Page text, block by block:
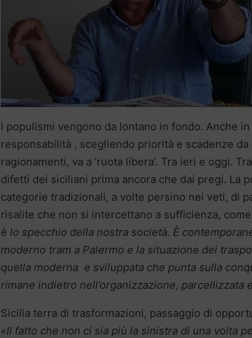
I populismi vengono da lontano in fondo. Anche
responsabilità , scegliendo priorità e scadenze
ragionamenti, va a ‘ruota libera’. Tra ieri e oggi.
difetti dei siciliani prima ancora che dai pregi. La
categorie tradizionali, a volte persino nei veti, di
risalite che non si intercettano a sufficienza,
è lo specchio della nostra società. È
moderno tram a Palermo e la situazione dei
quella moderna e sviluppata che punta sulla
rimane indietro nell’organizzazione,
Sicilia terra di trasformazioni, passaggio di
«Il fatto che non ci sia più la sinistra di una volta